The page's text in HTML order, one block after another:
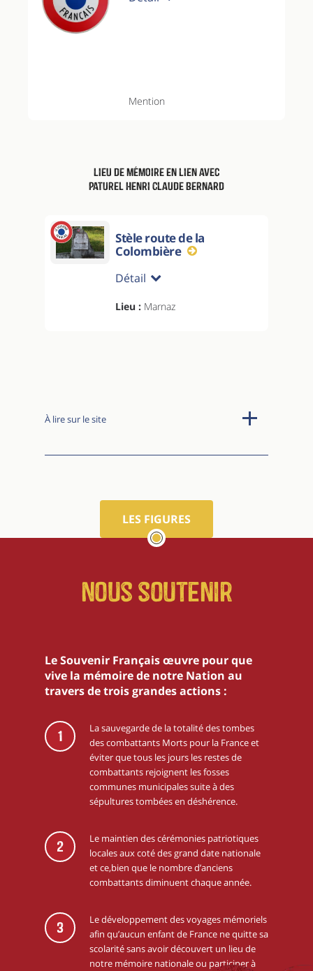
Mention
Lieu de mémoire en lien avec
Paturel Henri Claude Bernard
Stèle route de la
Colombière
Détail
Lieu : Marnaz
À lire sur le site
LES FIGURES
Nous soutenir
Le Souvenir Français œuvre pour que
vive la mémoire de notre Nation au
travers de trois grandes actions :
1
La sauvegarde de la totalité des tombes
des combattants Morts pour la France et
éviter que tous les jours les restes de
combattants rejoignent les fosses
communes municipales suite à des
sépultures tombées en déshérence.
2
Le maintien des cérémonies patriotiques
locales aux coté des grand date nationale
et ce,bien que le nombre d’anciens
combattants diminuent chaque année.
3
Le développement des voyages mémoriels
afin qu’aucun enfant de France ne quitte sa
scolarité sans avoir découvert un lieu de
notre mémoire nationale ou participer à